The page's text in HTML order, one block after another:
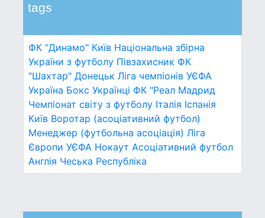
tags
ФК "Динамо" Київ Національна збірна
України з футболу Півзахисник ФК
"Шахтар" Донецьк Ліга чемпіонів УЄФА
Україна Бокс Українці ФК "Реал Мадрид
Чемпіонат світу з футболу Італія Іспанія
Київ Воротар (асоціативний футбол)
Менеджер (футбольна асоціація) Ліга
Європи УЄФА Нокаут Асоціативний футбол
Англія Чеська Республіка